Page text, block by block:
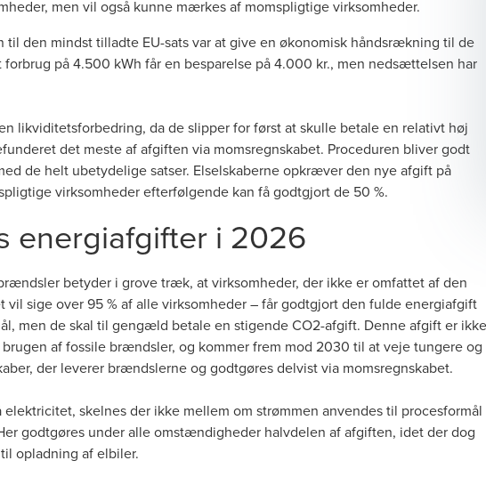
men vil også kunne mærkes af momspligtige virksomheder.
den mindst tilladte EU-sats var at give en økonomisk håndsrækning til de
på 4.500 kWh får en besparelse på 4.000 kr., men nedsættelsen har
likviditetsforbedring, da de slipper for først at skulle betale en relativt høj
det meste af afgiften via momsregnskabet. Proceduren bliver godt
de helt ubetydelige satser. Elselskaberne opkræver den nye afgift på
virksomheder efterfølgende kan få godtgjort de 50 %.
energiafgifter i 2026
betyder i grove træk, at virksomheder, der ikke er omfattet af den
sige over 95 % af alle virksomheder – får godtgjort den fulde energiafgift
men de skal til gengæld betale en stigende CO2-afgift. Denne afgift er ikke
af fossile brændsler, og kommer frem mod 2030 til at veje tungere og
der leverer brændslerne og godtgøres delvist via momsregnskabet.
skelnes der ikke mellem om strømmen anvendes til procesformål
godtgøres under alle omstændigheder halvdelen af afgiften, idet der dog
opladning af elbiler.